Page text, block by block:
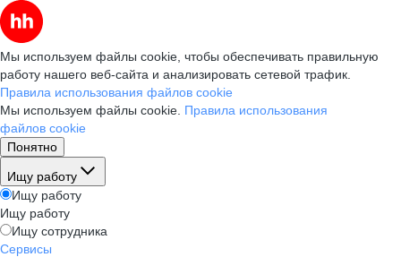
Мы используем файлы cookie, чтобы обеспечивать правильную
работу нашего веб-сайта и анализировать сетевой трафик.
Правила использования файлов cookie
Мы используем файлы cookie. Правила использования
файлов cookie
Понятно
Ищу работу
Ищу работу
Ищу работу
Ищу сотрудника
Сервисы